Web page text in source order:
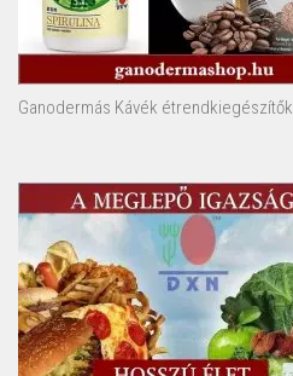
Ganodermás Kávék étrendkiegészítők